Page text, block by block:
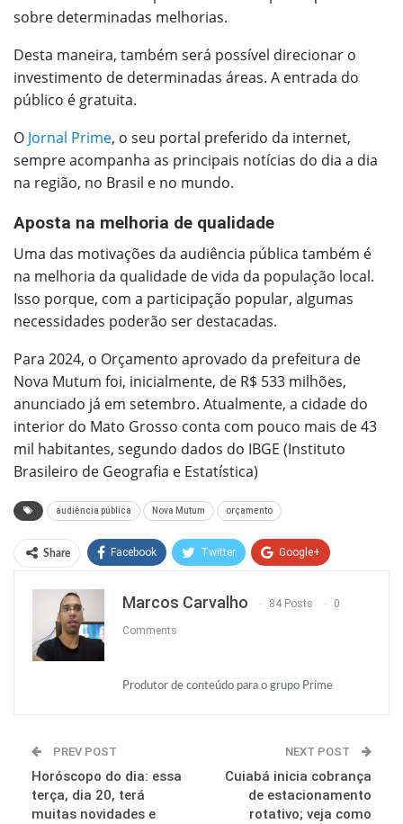
sobre determinadas melhorias.
Desta maneira, também será possível direcionar o
investimento de determinadas áreas. A entrada do
público é gratuita.
O Jornal Prime, o seu portal preferido da internet,
sempre acompanha as principais notícias do dia a dia
na região, no Brasil e no mundo.
Aposta na melhoria de qualidade
Uma das motivações da audiência pública também é
na melhoria da qualidade de vida da população local.
Isso porque, com a participação popular, algumas
necessidades poderão ser destacadas.
Para 2024, o Orçamento aprovado da prefeitura de
Nova Mutum foi, inicialmente, de R$ 533 milhões,
anunciado já em setembro. Atualmente, a cidade do
interior do Mato Grosso conta com pouco mais de 43
mil habitantes, segundo dados do IBGE (Instituto
Brasileiro de Geografia e Estatística)
audiência pública Nova Mutum orçamento
Share Facebook Twitter Google+
O email
Marcos Carvalho 84 Posts 0
Comments
Produtor de conteúdo para o grupo Prime
PREV POST
Horóscopo do dia: essa
terça, dia 20, terá
muitas novidades e
NEXT POST
Cuiabá inicia cobrança
de estacionamento
rotativo; veja como